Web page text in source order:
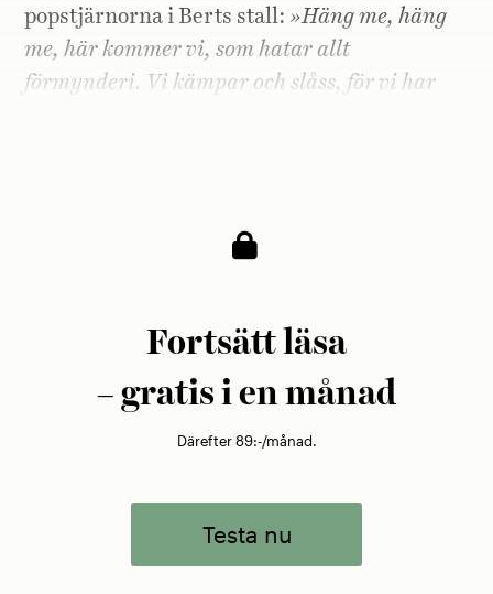
popstjärnorna i Berts stall:»Häng me, häng
me, här kommer vi, som hatar allt
förmynderi. Vi kämpar och slåss, för vi har
Fortsätt läsa
– gratis i en månad
Därefter 89:-/månad.
Testa nu